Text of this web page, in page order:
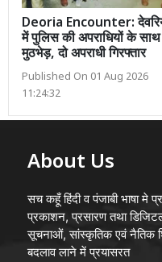
Deoria Encounter:
में पुलिस की अपराधियों के साथ
मुठभेड़, दो अपराधी गिरफ्तार
Published On 01 Aug 2026
11:24:32
About Us
सच कहूँ हिंदी व पंजाबी भाषा मे
प्रकाशन, प्रसारण तथा
सूचनाओं, सांस्कृतिक एवं नैतिक
बदलाव लाने में प्रयासरत